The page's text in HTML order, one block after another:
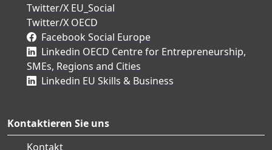
Twitter/X EU_Social
Twitter/X OECD
Facebook Social Europe
Linkedin OECD Centre for Entrepreneurship,
SMEs, Regions and Cities
Linkedin EU Skills & Business
Kontaktieren Sie uns
Kontakt